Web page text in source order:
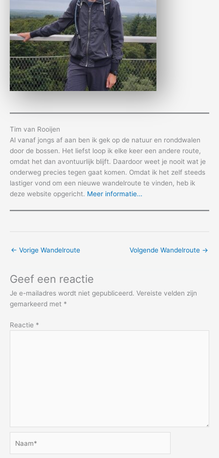
Tim van Rooijen
Al vanaf jongs af aan ben ik gek op de natuur en ronddwalen
door de bossen. Het liefst loop ik elke keer een andere route,
omdat het dan avontuurlijk blijft. Daardoor weet je nooit wat je
onderweg precies tegen gaat komen. Omdat ik het zelf steeds
lastiger vond om een nieuwe wandelroute te vinden, heb ik
deze website opgericht. Meer informatie…
← Vorige Wandelroute Volgende Wandelroute →
Geef een reactie
Je e-mailadres wordt niet gepubliceerd. Vereiste velden zijn
gemarkeerd met *
Reactie *